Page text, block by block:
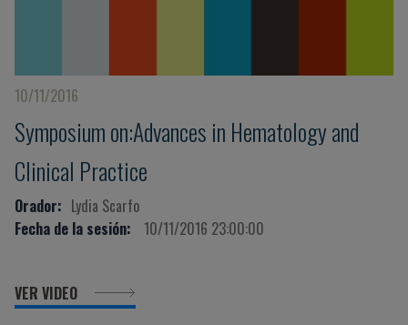
10/11/2016
Symposium on:Advances in Hematology and
Clinical Practice
Orador: Lydia Scarfo
Fecha de la sesión:
10/11/2016 23:00:00
VER VIDEO